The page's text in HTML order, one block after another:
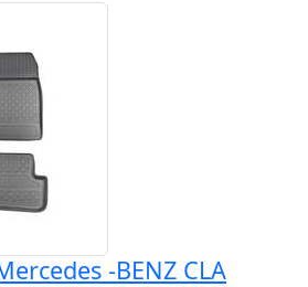
-BENZ CLA